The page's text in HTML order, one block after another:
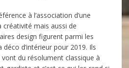
à l’association d’une
créativité mais aussi de
design figurent parmi les
d’intérieur pour 2019. Ils
du résolument classique à